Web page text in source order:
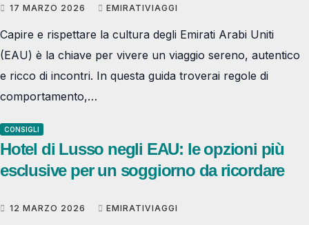
17 MARZO 2026 EMIRATIVIAGGI
Capire e rispettare la cultura degli Emirati Arabi Uniti
(EAU) è la chiave per vivere un viaggio sereno, autentico
e ricco di incontri. In questa guida troverai regole di
comportamento,…
CONSIGLI
Hotel di Lusso negli EAU: le opzioni più
esclusive per un soggiorno da ricordare
12 MARZO 2026 EMIRATIVIAGGI